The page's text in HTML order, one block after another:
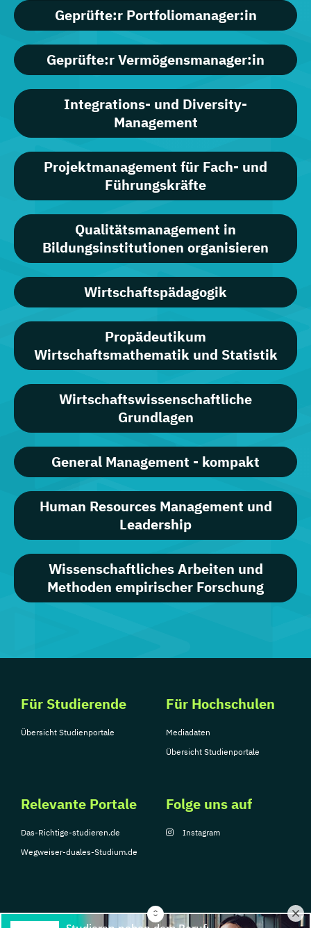
Geprüfte:r Portfoliomanager:in
Geprüfte:r Vermögensmanager:in
Integrations- und Diversity-
Management
Projektmanagement für Fach- und
Führungskräfte
Qualitätsmanagement in
Bildungsinstitutionen organisieren
Wirtschaftspädagogik
Propädeutikum
Wirtschaftsmathematik und Statistik
Wirtschaftswissenschaftliche
Grundlagen
General Management - kompakt
Human Resources Management und
Leadership
Wissenschaftliches Arbeiten und
Methoden empirischer Forschung
Für Studierende
Übersicht Studienportale
Für Hochschulen
Mediadaten
Übersicht Studienportale
Relevante Portale
Das-Richtige-studieren.de
Wegweiser-duales-Studium.de
Folge uns auf
Instagram